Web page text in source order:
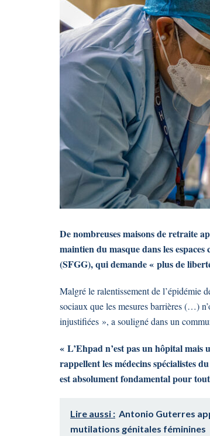
De nombreuses maisons de retraite
maintien du masque dans les
(SFGG), qui demande « plus de
Malgré le ralentissement de l’épidémie
sociaux que les mesures barrières (…)
injustifiées », a souligné dans un
« L’Ehpad n’est pas un hôpital mais
rappellent les médecins spécialistes
est absolument fondamental pour
Lire aussi : Antonio Guterres
mutilations génitales féminines